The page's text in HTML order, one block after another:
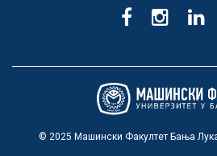
© 2025 Машински Факултет Бања